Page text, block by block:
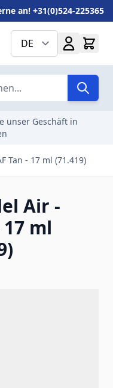
an! +31(0)524-225365
DE
unser Geschäft in
Tan - 17 ml (71.419)
Air -
17 ml